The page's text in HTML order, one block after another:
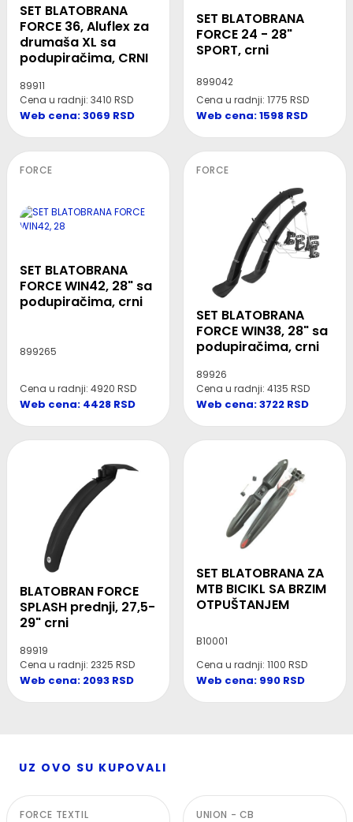
SET BLATOBRANA
FORCE 36, Aluflex za
drumaša XL sa
podupiračima, CRNI
89911
Cena u radnji: 3410 RSD
Web cena: 3069 RSD
SET BLATOBRANA
FORCE 24 - 28"
SPORT, crni
899042
Cena u radnji: 1775 RSD
Web cena: 1598 RSD
FORCE
SET BLATOBRANA
FORCE WIN42, 28" sa
podupiračima, crni
899265
Cena u radnji: 4920 RSD
Web cena: 4428 RSD
FORCE
SET BLATOBRANA
FORCE WIN38, 28" sa
podupiračima, crni
89926
Cena u radnji: 4135 RSD
Web cena: 3722 RSD
BLATOBRAN FORCE
SPLASH prednji, 27,5-
29" crni
89919
Cena u radnji: 2325 RSD
Web cena: 2093 RSD
SET BLATOBRANA ZA
MTB BICIKL SA BRZIM
OTPUŠTANJEM
B10001
Cena u radnji: 1100 RSD
Web cena: 990 RSD
UZ OVO SU KUPOVALI
FORCE TEXTIL UNION - CB